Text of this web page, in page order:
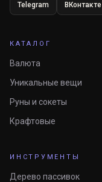
Telegram ВКонтакте
КАТАЛОГ
Валюта
Уникальные вещи
Руны и сокеты
Крафтовые
ИНСТРУМЕНТЫ
Дерево пассивок